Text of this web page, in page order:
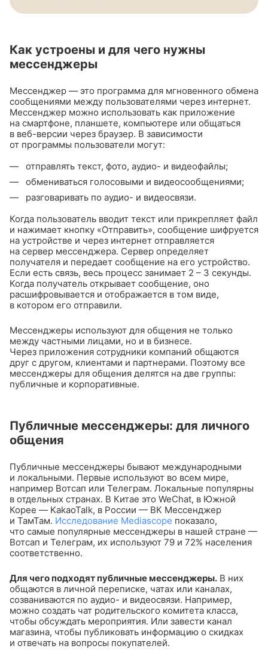
Как устроены и для чего нужны
мессенджеры
Мессенджер — это программа для мгновенного обмена
сообщениями между пользователями через интернет.
Мессенджер можно использовать как приложение
на смартфоне, планшете, компьютере или общаться
в веб-версии через браузер. В зависимости
от программы пользователи могут:
отправлять текст, фото, аудио- и видеофайлы;
обмениваться голосовыми и видеосообщениями;
разговаривать по аудио- и видеосвязи.
Когда пользователь вводит текст или прикрепляет файл
и нажимает кнопку «Отправить», сообщение шифруется
на устройстве и через интернет отправляется
на сервер мессенджера. Сервер определяет
получателя и передает сообщение на его устройство.
Если есть связь, весь процесс занимает 2 – 3 секунды.
Когда получатель открывает сообщение, оно
расшифровывается и отображается в том виде,
в котором его отправили.
Мессенджеры используют для общения не только
между частными лицами, но и в бизнесе.
Через приложения сотрудники компаний общаются
друг с другом, клиентами и партнерами. Поэтому все
мессенджеры для общения делятся на две группы:
публичные и корпоративные.
Публичные мессенджеры: для личного
общения
Публичные мессенджеры бывают международными
и локальными. Первые используют во всем мире,
например Вотсап или Телеграм. Локальные популярны
в отдельных странах. В Китае это WeChat, в Южной
Корее — KakaoTalk, в России — ВК Мессенджер
и ТамТам. Исследование Mediascope показало,
что самые популярные мессенджеры в нашей стране —
Вотсап и Телеграм, их используют 79 и 72% населения
соответственно.
Для чего подходят публичные мессенджеры. В них
общаются в личной переписке, чатах или каналах,
созваниваются по аудио- и видеосвязи. Например,
можно создать чат родительского комитета класса,
чтобы обсуждать мероприятия. Или завести канал
магазина, чтобы публиковать информацию о скидках
и отвечать на вопросы покупателей.